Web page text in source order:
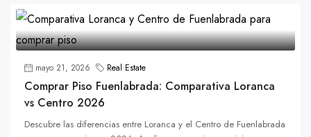
mayo 21, 2026 Real Estate
Comprar Piso Fuenlabrada: Comparativa Loranca
vs Centro 2026
Descubre las diferencias entre Loranca y el Centro de Fuenlabrada